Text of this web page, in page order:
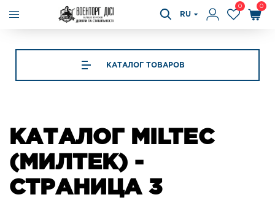
RU
0 0
КАТАЛОГ ТОВАРОВ
КАТАЛОГ MILTEC
(МИЛТЕК) -
СТРАНИЦА 3